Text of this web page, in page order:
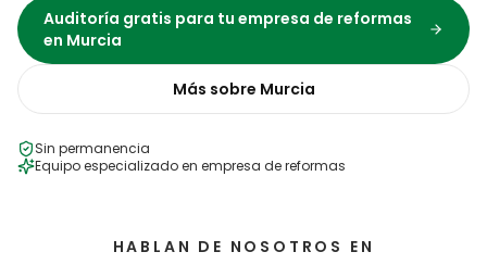
Auditoría gratis para tu empresa de reformas
en Murcia
Más sobre Murcia
Sin permanencia
Equipo especializado en empresa de reformas
HABLAN DE NOSOTROS EN